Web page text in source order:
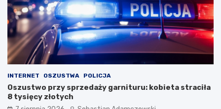
INTERNET OSZUSTWA POLICJA
Oszustwo przy sprzedaży garnituru: kobieta straciła
8 tysięcy złotych